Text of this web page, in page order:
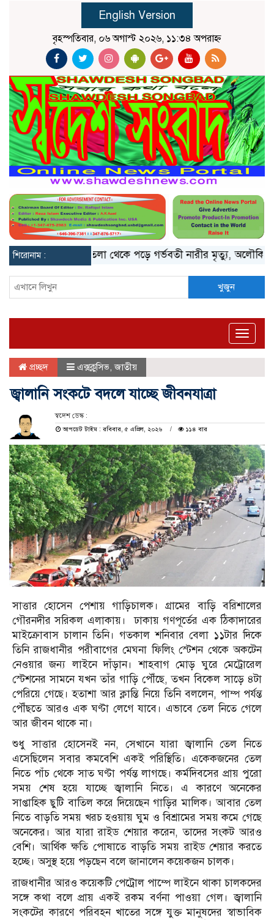
English Version
বৃহস্পতিবার, ০৬ অগাস্ট ২০২৬, ১১:৩৪ অপরাহ্ন
শিরোনাম : ১০ তলা থেকে পড়ে গর্ভবতী নারীর মৃত্যু, অলৌকিকভাবে
খুজুন
Toggle
প্রচ্ছদ এক্সক্লুসিভ ,জাতীয়
জ্বালানি সংকটে বদলে যাচ্ছে জীবনযাত্রা
স্বদেশ ডেস্ক :
আপডেট টাইম : রবিবার, ৫ এপ্রিল, ২০২৬
১১৪ বার
সাত্তার হোসেন পেশায় গাড়িচালক। গ্রামের বাড়ি বরিশালের
গৌরনদীর সরিকল এলাকায়। ঢাকায় গণপূর্তের এক ঠিকাদারের
মাইক্রোবাস চালান তিনি। গতকাল শনিবার বেলা ১১টার দিকে
তিনি রাজধানীর পরীবাগের মেঘনা ফিলিং স্টেশন থেকে অকটেন
নেওয়ার জন্য লাইনে দাঁড়ান। শাহবাগ মোড় ঘুরে মেট্রোরেল
স্টেশনের সামনে যখন তাঁর গাড়ি পৌঁছে, তখন বিকেল সাড়ে ৪টা
পেরিয়ে গেছে। হতাশা আর ক্লান্তি নিয়ে তিনি বললেন, পাম্প পর্যন্ত
পৌঁছতে আরও এক ঘণ্টা লেগে যাবে। এভাবে তেল নিতে গেলে
আর জীবন থাকে না।
শুধু সাত্তার হোসেনই নন, সেখানে যারা জ্বালানি তেল নিতে
এসেছিলেন সবার কমবেশি একই পরিস্থিতি। একেকজনের তেল
নিতে পাঁচ থেকে সাত ঘণ্টা পর্যন্ত লাগছে। কর্মদিবসের প্রায় পুরো
সময় শেষ হয়ে যাচ্ছে জ্বালানি নিতে। এ কারণে অনেকের
সাপ্তাহিক ছুটি বাতিল করে দিয়েছেন গাড়ির মালিক। আবার তেল
নিতে বাড়তি সময় খরচ হওয়ায় ঘুম ও বিশ্রামের সময় কমে গেছে
অনেকের। আর যারা রাইড শেয়ার করেন, তাদের সংকট আরও
বেশি। আর্থিক ক্ষতি পোষাতে বাড়তি সময় রাইড শেয়ার করতে
হচ্ছে। অসুস্থ হয়ে পড়ছেন বলে জানালেন কয়েকজন চালক।
রাজধানীর আরও কয়েকটি পেট্রোল পাম্পে লাইনে থাকা চালকদের
সঙ্গে কথা বলে প্রায় একই রকম বর্ণনা পাওয়া গেল। জ্বালানি
সংকটের কারণে পরিবহন খাতের সঙ্গে যুক্ত মানুষদের স্বাভাবিক